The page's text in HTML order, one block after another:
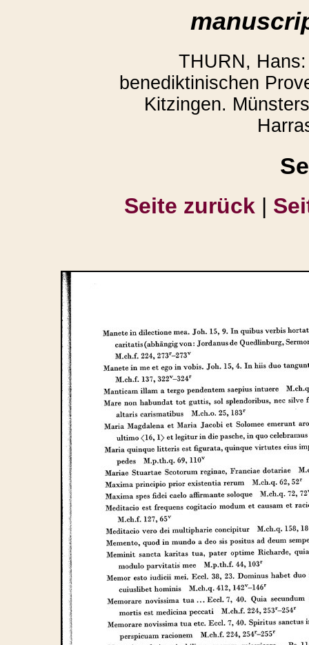
THURN,
benediktinischen
Kitzingen.
Seite zurück |